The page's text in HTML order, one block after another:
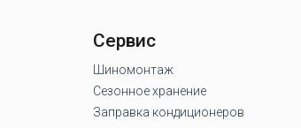
Сервис
Шиномонтаж
Сезонное хранение
Заправка кондиционеров